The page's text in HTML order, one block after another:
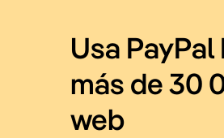
Usa
más de 30
web